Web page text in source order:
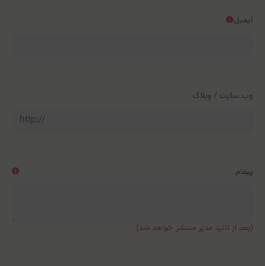
ایمیل
وب سایت / وبلاگ
پیغام
(بعد از تائید مدیر منتشر خواهد شد)